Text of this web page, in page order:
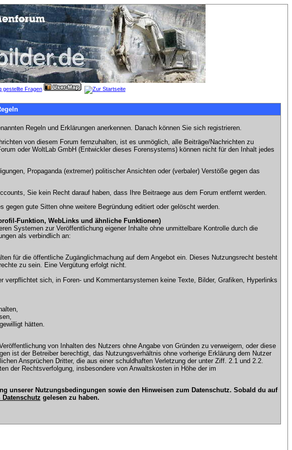
Regeln und Erklärungen anerkennen. Danach können Sie sich registrieren.
von diesem Forum fernzuhalten, ist es unmöglich, alle Beiträge/Nachrichten zu
oder WoltLab GmbH (Entwickler dieses Forensystems) können nicht für den Inhalt jedes
Propaganda (extremer) politischer Ansichten oder (verbaler) Verstöße gegen das
Sie kein Recht darauf haben, dass Ihre Beitraege aus dem Forum entfernt werden.
gute Sitten ohne weitere Begründung editiert oder gelöscht werden.
Funktion, WebLinks und ähnliche Funktionen)
Systemen zur Veröffentlichung eigener Inhalte ohne unmittelbare Kontrolle durch die
als verbindlich an:
für die öffentliche Zugänglichmachung auf dem Angebot ein. Dieses Nutzungsrecht besteht
zu sein. Eine Vergütung erfolgt nicht.
sich, in Foren- und Kommentarsystemen keine Texte, Bilder, Grafiken, Hyperlinks
hätten.
von Inhalten des Nutzers ohne Angabe von Gründen zu verweigern, oder diese
ist der Betreiber berechtigt, das Nutzungsverhältnis ohne vorherige Erklärung dem Nutzer
Ansprüchen Dritter, die aus einer schuldhaften Verletzung der unter Ziff. 2.1 und 2.2.
der Rechtsverfolgung, insbesondere von Anwaltskosten in Höhe der im
unserer Nutzungsbedingungen sowie den Hinweisen zum Datenschutz. Sobald du auf
Datenschutz gelesen zu haben.